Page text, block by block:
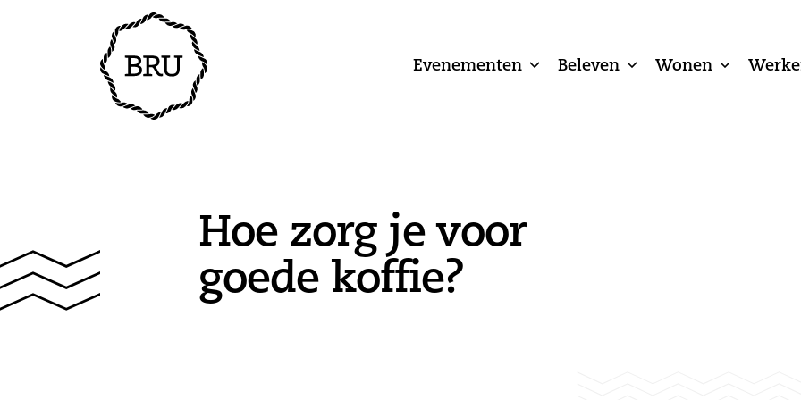
Evenementen Beleven Wonen
Hoe zorg je voor
goede koffie?